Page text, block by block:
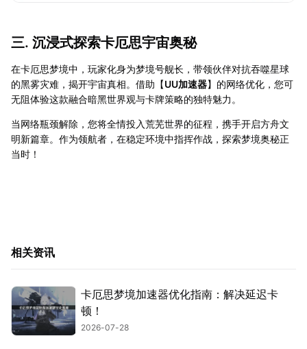
三. 沉浸式探索卡厄思宇宙奥秘
在卡厄思梦境中，玩家化身为梦境号舰长，带领伙伴对抗吞噬星球
的黑雾灾难，揭开宇宙真相。借助【UU加速器】的网络优化，您可
无阻体验这款融合暗黑世界观与卡牌策略的独特魅力。
当网络瓶颈解除，您将全情投入荒芜世界的征程，携手开启方舟文
明新篇章。作为领航者，在稳定环境中指挥作战，探索梦境奥秘正
当时！
相关资讯
卡厄思梦境加速器优化指南：解决延迟卡
顿！
2026-07-28